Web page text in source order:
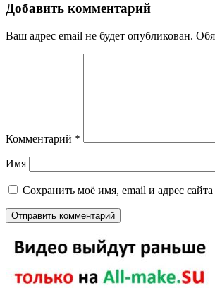
Добавить комментарий
Ваш адрес email не будет опубликован.
Комментарий *
Имя
Сохранить моё имя, email и адрес